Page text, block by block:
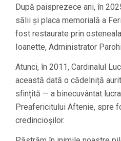
După paisprezece ani, în
sălii și placa memorială a
fost restaurate prin
Ioanette, Administrator
Atunci, în 2011, Cardinalul
această dată o cădelniță
sfințită — a binecuvântat
Preafericitului Aftenie, spre
credincioșilor.